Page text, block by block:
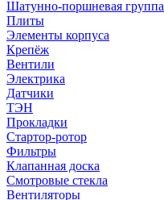
Шатунно-поршневая группа
Плиты
Элементы корпуса
Крепёж
Вентили
Электрика
Датчики
ТЭН
Прокладки
Стартор-ротор
Фильтры
Клапанная доска
Смотровые стекла
Вентиляторы